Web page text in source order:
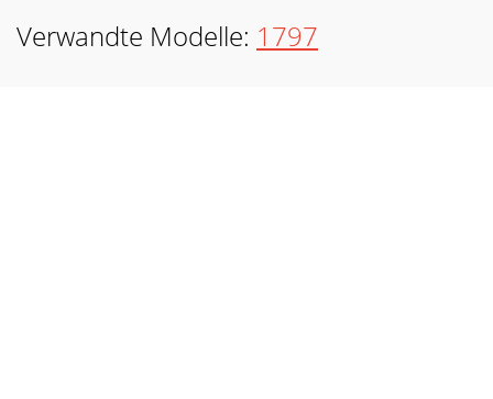
Verwandte Modelle: 1797